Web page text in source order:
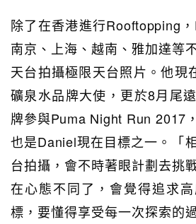
除了在香港進行Rooftopping
南京、上海、越南、雅加達等
天台拍攝極限天台照片。他現
礦泉水品牌大使，更於8月尾
牌參與Puma Night Run 2017
也是Daniel現在目標之一。「
台拍攝，會不時著眼計劃去挑
在心態不同了，會覺得追求
標，要懂得享受每一次探索的